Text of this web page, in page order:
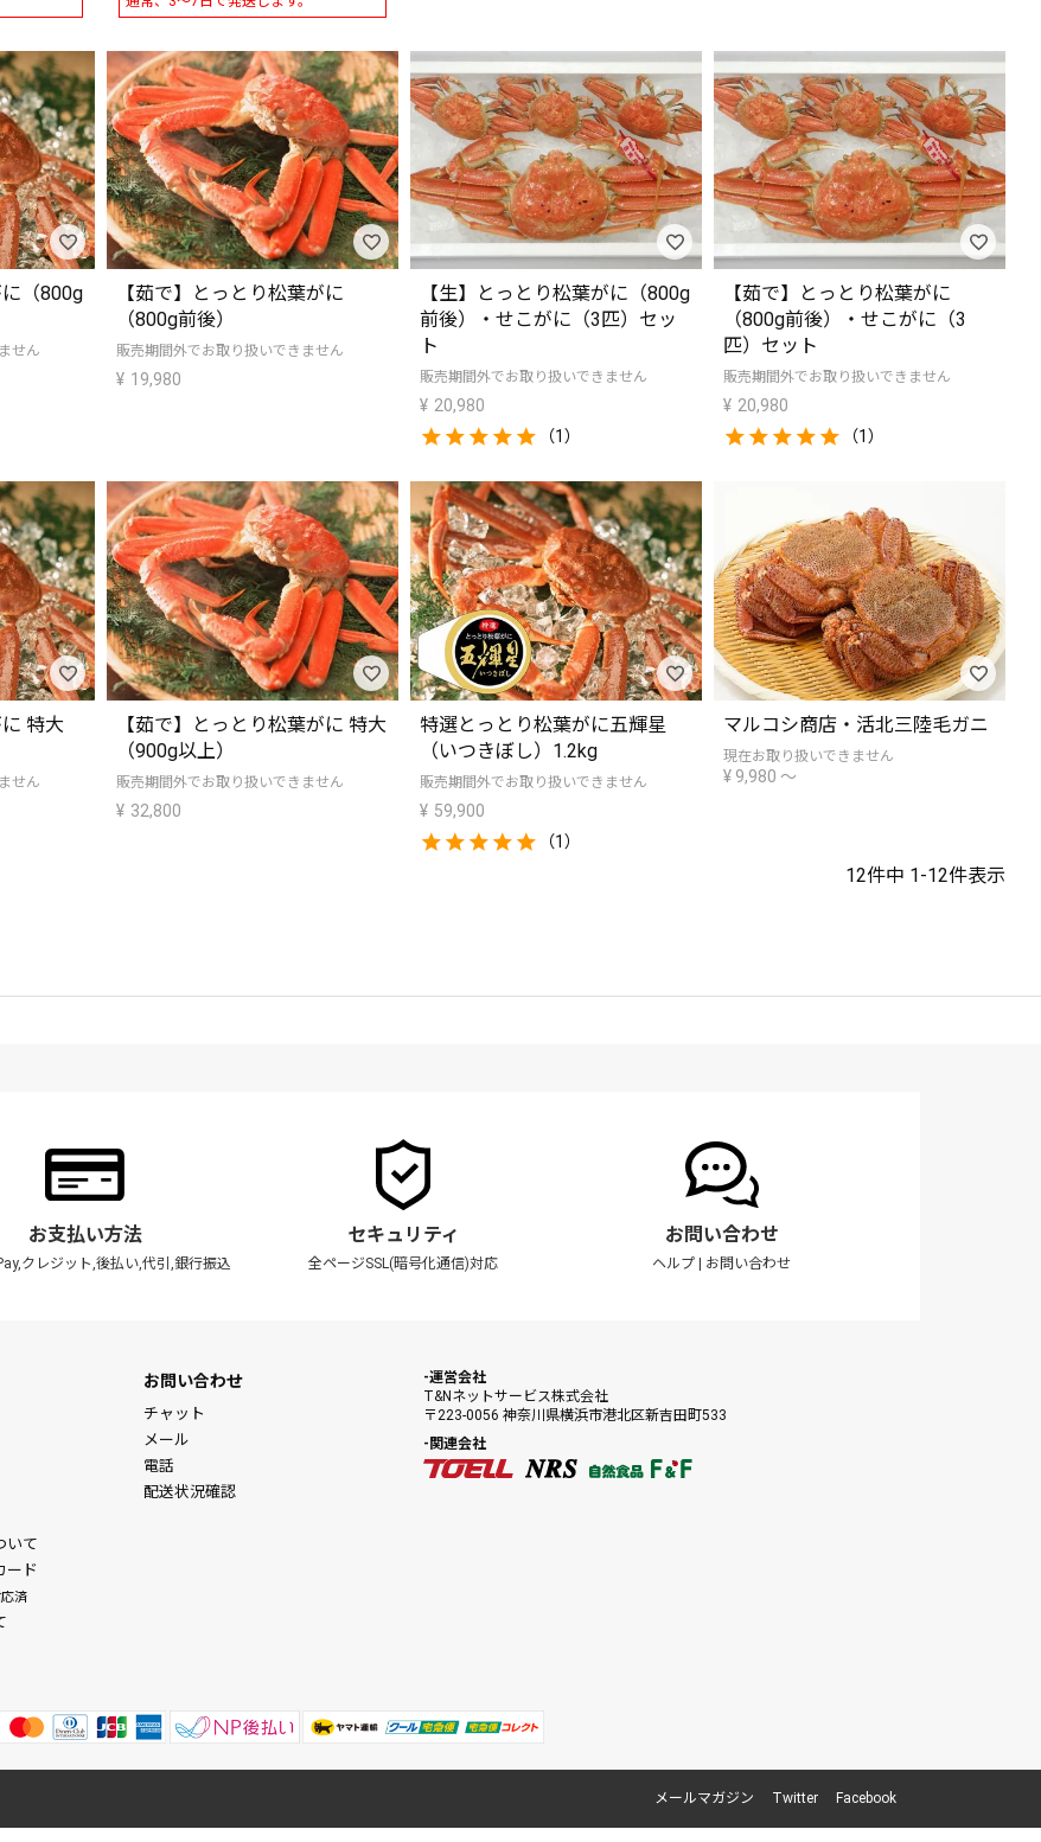
に（800g
せん
【茹で】とっとり松葉がに
（800g前後）
販売期間外でお取り扱いできません
¥ 19,980
【生】とっとり松葉がに（800g
前後）・せこがに（3匹）セッ
ト
販売期間外でお取り扱いできません
¥ 20,980
（1）
【茹で】とっとり松葉がに
（800g前後）・せこがに（3
匹）セット
販売期間外でお取り扱いできません
¥ 20,980
（1）
特大
せん
【茹で】とっとり松葉がに 特大
（900g以上）
販売期間外でお取り扱いできません
¥ 32,800
特選とっとり松葉がに五輝星
（いつきぼし）1.2kg
販売期間外でお取り扱いできません
¥ 59,900
（1）
マルコシ商店・活北三陸毛ガニ
現在お取り扱いできません
¥ 9,980 〜
12件中 1-12件表示
お支払い方法
クレジット,後払い,代引,銀行振込
セキュリティ
全ページSSL(暗号化通信)対応
お問い合わせ
ヘルプ お問い合わせ
いて
ード
済
お問い合わせ
チャット
メール
電話
配送状況確認
運営会社
T&Nネットサービス株式会社
〒223-0056 神奈川県横浜市港北区新吉田町533
関連会社
メールマガジン Twitter Facebook